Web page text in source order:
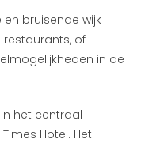
bruisende wijk
restaurants, of
in de
het centraal
Hotel. Het